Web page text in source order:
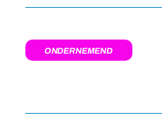
ONDERNEMEND